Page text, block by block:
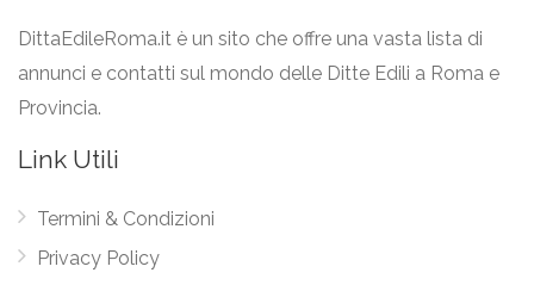
DittaEdileRoma.it è un sito che offre una vasta lista di
annunci e contatti sul mondo delle Ditte Edili a Roma e
Provincia.
Link Utili
Termini & Condizioni
Privacy Policy